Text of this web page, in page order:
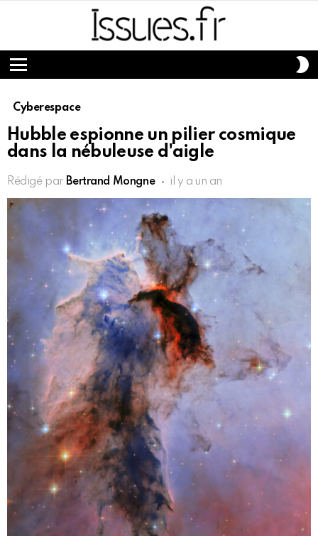
Menu
Cyberespace
Hubble espionne un pilier cosmique
dans la nébuleuse d'aigle
Rédigé par Bertrand Mongne il y a un an